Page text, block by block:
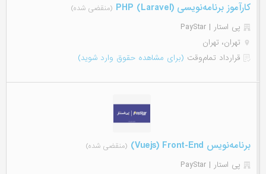
کارآموز برنامه‌نویسی (PHP (Laravel (منقضی شده)
پی استار | PayStar
تهران، تهران
قرارداد تمام‌وقت (برای مشاهده حقوق وارد شوید)
برنامه‌نویس Vuejs) Front-End) (منقضی شده)
پی استار | PayStar